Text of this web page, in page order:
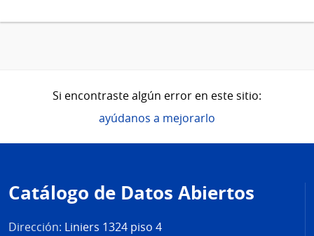
Si encontraste algún error en este sitio:
ayúdanos a mejorarlo
de
página
Catálogo de Datos Abiertos
Dirección: Liniers 1324 piso 4